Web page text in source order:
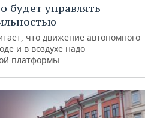
будет управлять
что движение автономного
и в воздухе надо
платформы